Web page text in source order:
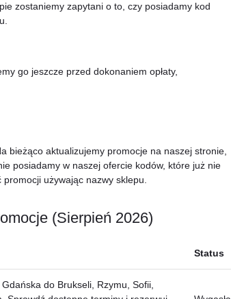
zostaniemy zapytani o to, czy posiadamy kod
go jeszcze przed dokonaniem opłaty,
bieżąco aktualizujemy promocje na naszej stronie,
posiadamy w naszej ofercie kodów, które już nie
używając nazwy sklepu.
(Sierpień 2026)
Status
do Brukseli, Rzymu, Sofii,